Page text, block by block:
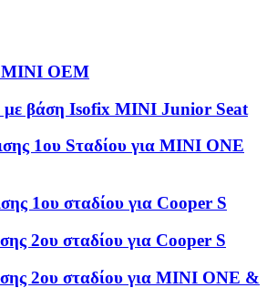
MINI OEM
με βάση Isofix MINI Junior Seat
1ου Sταδίου για MINI ONE
1ου σταδίου για Cooper S
2ου σταδίου για Cooper S
2ου σταδίου για MINI ONE &